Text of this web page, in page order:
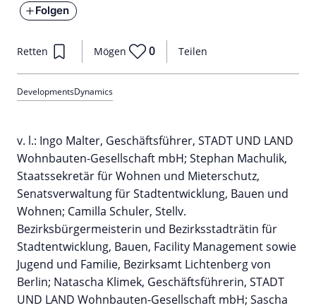
Folgen
Teilen
Retten Mögen 0
DevelopmentsDynamics
v. l.: Ingo Malter, Geschäftsführer, STADT UND LAND
Wohnbauten-Gesellschaft mbH; Stephan Machulik,
Staatssekretär für Wohnen und Mieterschutz,
Senatsverwaltung für Stadtentwicklung, Bauen und
Wohnen; Camilla Schuler, Stellv.
Bezirksbürgermeisterin und Bezirksstadträtin für
Stadtentwicklung, Bauen, Facility Management sowie
Jugend und Familie, Bezirksamt Lichtenberg von
Berlin; Natascha Klimek, Geschäftsführerin, STADT
UND LAND Wohnbauten-Gesellschaft mbH; Sascha